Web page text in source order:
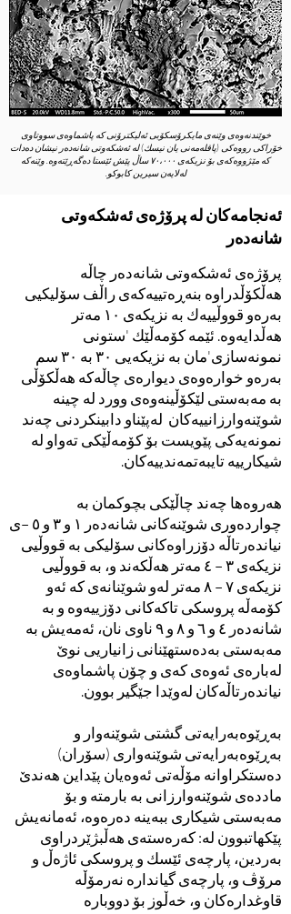
خوێندنەوەی وێنەی مایکرۆسکۆبی ئەلیکترۆنی کە پاشماوەی سووتاوی
خۆراکی رووەکی (پاقلەمەنی یان نیسك) لە ئەشکەوتی شانەدەر نیشان دەدات
کە مێژووەکەی بۆ نزیکەی ٧٠،٠٠٠ ساڵ پێش ئێستا دەگەڕێتەوە. وێنەکە
لەلایەن سیرین کابوکو.
ئەنجامەکان لە پرۆژەی ئەشکەوتی
شانەدەر
پرۆژەی ئەشکەوتی شانەدەر چاڵە
هەڵکۆڵدراوە بنەڕەتییەکەی راڵف سۆلیکیی
بەرەو قووڵییەك بە نزیکەی ١٠ مەتر
هەڵدایەوە. ئێمە کۆمەڵێك 'ستونی
نمونەسازی'مان بە نزیکەیی ٣٠ بە ٣٠ سم
بەرەو خوارەوەی دیوارەی چاڵەکە هەڵکۆڵی
بە مەبەستی لێکۆڵینەوەی وورد لە چینە
شوێنەوارزانییەکان لەپێناو دابینکردنی چەند
نمونەیەکی پێویست بۆ کۆمەڵێکی تەواو لە
شیکارییە تایبەتمەندییەکان.
هەروەها چەند چاڵێکی بچوکمان بە
چواردەوری شوێنەکانی شانەدەر ١ و ٣ و ٥ –ی
نیاندەرتاڵە دۆزراوەکانی سۆلیکی بە قووڵیی
نزیکەی ٣ – ٤ مەتر هەڵکەند و، بە قووڵیی
نزیکەی ٧ – ٨ مەتر لەو شوێنانەی کە ئەو
کۆمەڵە پروسکی تاکەکانی دۆزییەوە و بە
شانەدەر ٤ و ٦ و ٨ و ٩ ناوی نان، ئەمەیش بە
مەبەستی بەدەستهێنانی زانیاریی نوێ
لەبارەی ئەوەی کەی و چۆن پاشماوەی
نیاندەرتاڵەکان لەوێدا جێگیر بوون.
بەڕێوەبەرایەتی گشتی شوێنەوار و
بەڕێوەبەرایەتی شوێنەواری (سۆران)
دەستکراوانە مۆڵەتی ئەوەیان پێداین هەندێ
ماددەی شوێنەوارزانی بە بارمتە و بۆ
مەبەستی شیکاری ببەینە دەرەوە، ئەمانەیش
پێکهاتبوون لە: کەرەستەی هەڵبژێردراوی
بەردین، پارچەی ئێسك و پروسکی ئاژەڵ و
مرۆڤ و، پارچەی گیاندارە نەرمۆڵە
قاوغدارەکان و، خەڵوز بۆ دووبارە